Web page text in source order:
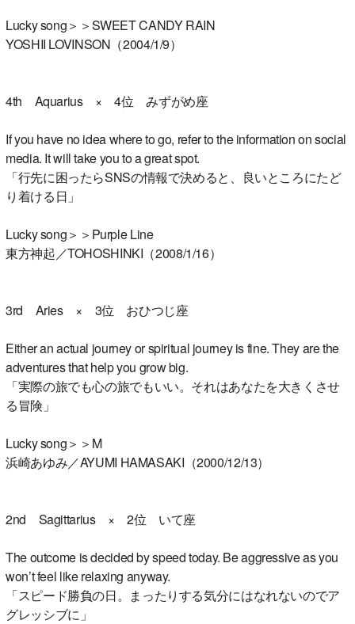
Lucky song＞＞SWEET CANDY RAIN
YOSHII LOVINSON（2004/1/9）
4th Aquarius × 4位 みずがめ座
If you have no idea where to go, refer to the information on social
media. It will take you to a great spot.
「行先に困ったらSNSの情報で決めると、良いところにたど
り着ける日」
Lucky song＞＞Purple Line
東方神起／TOHOSHINKI（2008/1/16）
3rd Aries × 3位 おひつじ座
Either an actual journey or spiritual journey is fine. They are the
adventures that help you grow big.
「実際の旅でも心の旅でもいい。それはあなたを大きくさせ
る冒険」
Lucky song＞＞M
浜崎あゆみ／AYUMI HAMASAKI（2000/12/13）
2nd Sagittarius × 2位 いて座
The outcome is decided by speed today. Be aggressive as you
won’t feel like relaxing anyway.
「スピード勝負の日。まったりする気分にはなれないのでア
グレッシブに」